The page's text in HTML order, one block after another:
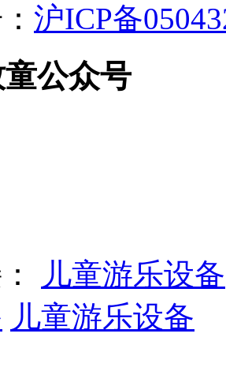
沪ICP备
公众号
儿童游乐设备
儿童游乐设备